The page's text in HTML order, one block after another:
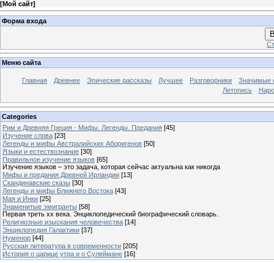
[Мой сайт]
Форма входа
Меню сайта
Главная Древнее Эпические рассказы Лучшее Разговорники
Значимые
Летопись
Categories
Рим и Древняя Греция - Мифы. Легенды. Предания [45]
Изучение слова [23]
Легенды и мифы Австралийских Аборигенов [50]
Языки и естествознание [30]
Правильное изучение языков [65]
Изучение языков – это задача, которая сейчас актуальна как никогда
Мифы и предания Древней Ирландии [13]
Скандинавские сказы [30]
Легенды и мифы Ближнего Востока [43]
Мая и Инки [25]
Знаменитые эмигранты [58]
Первая треть xx века. Энциклопедический биографический словарь.
Религиозные изыскания человечества [14]
Энциклопедия Галактики [37]
Нуменор [44]
Русская литература в современности [205]
История о царице утра и о Сулеймане [16]